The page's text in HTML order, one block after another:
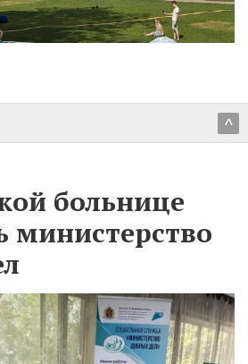
^
больнице
министерство